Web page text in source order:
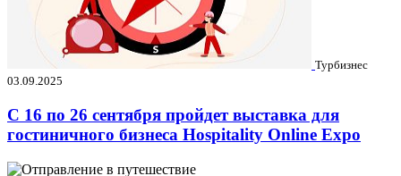
Турбизнес
03.09.2025
C 16 по 26 сентября пройдет выставка для
гостиничного бизнеса Hospitality Online Expo